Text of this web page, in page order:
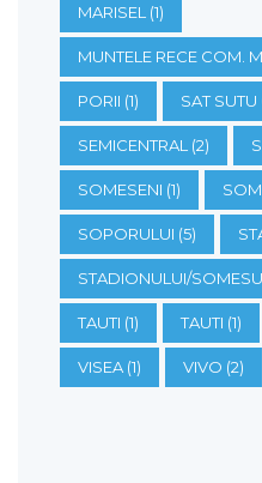
MARISEL (1)
MUNTELE RECE COM.
PORII (1) SAT
SEMICENTRAL (2)
SOMESENI (1)
SOPORULUI (5)
STADIONULUI/
TAUTI (1) TAUTI (1)
VISEA (1) VIVO (2)